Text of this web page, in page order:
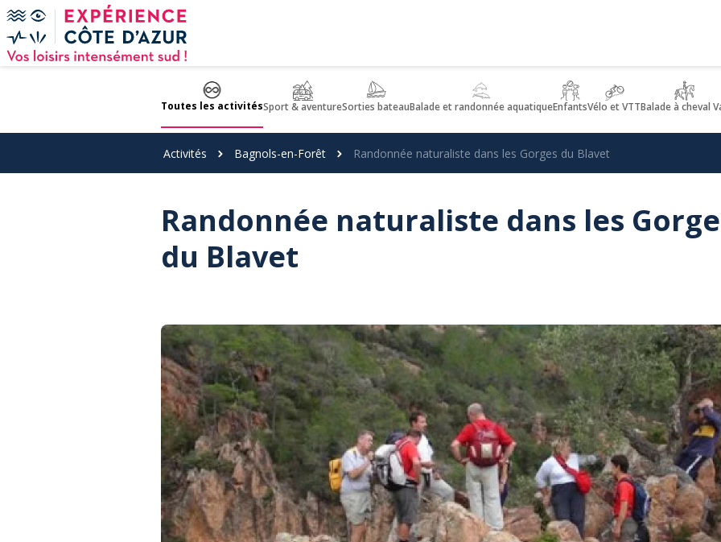
Panneau de gestion des cookies
Toutes les activitésSport & aventureSorties bateauBalade et randonnée aquatiqueEnfantsVélo et VTTBalade à cheval
Activités Bagnols-en-Forêt Randonnée naturaliste dans les Gorges du Blavet
Randonnée naturaliste dans les
du Blavet